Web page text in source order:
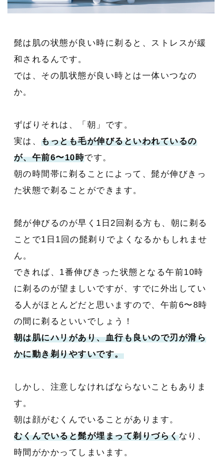
髭は肌の状態が良い時に剃ると、ストレスが緩
和されるんです。
では、その肌状態が良い時とは一体いつなの
か。
ずばりそれは、「朝」です。
実は、もっとも毛が伸びるといわれているの
が、午前6〜10時です。
朝の時間帯に剃ることによって、髭が伸びきっ
た状態で剃ることができます。
髭が伸びるのが早く1日2回剃る方も、朝に剃る
ことで1日1回の髭剃りでよくなるかもしれませ
ん。
できれば、1番伸びきった状態となる午前10時
に剃るのが望ましいですが、すでに外出してい
る人がほとんどだと思いますので、午前6〜8時
の間に剃るといいでしょう！
朝は肌にハリがあり、血行も良いので刃が滑ら
かに動き剃りやすいです。
しかし、注意しなければならないこともありま
す。
朝は顔がむくんでいることがあります。
むくんでいると髭が埋まって剃りづらくなり、
時間がかかってしまいます。